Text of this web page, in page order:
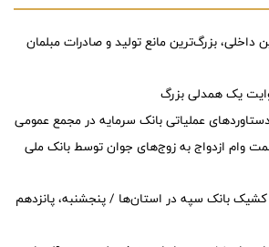
داخلی، بزرگ‌ترین مانع تولید و صادرات مبلمان
یک همدلی بزرگ
عملیاتی بانک سرمایه در مجمع عمومی
بیش از ۸ همت وام ازدواج به زوج‌های جوان توسط بانک ملی
بانک سپه در استان‌ها / پنجشنبه، پانزدهم